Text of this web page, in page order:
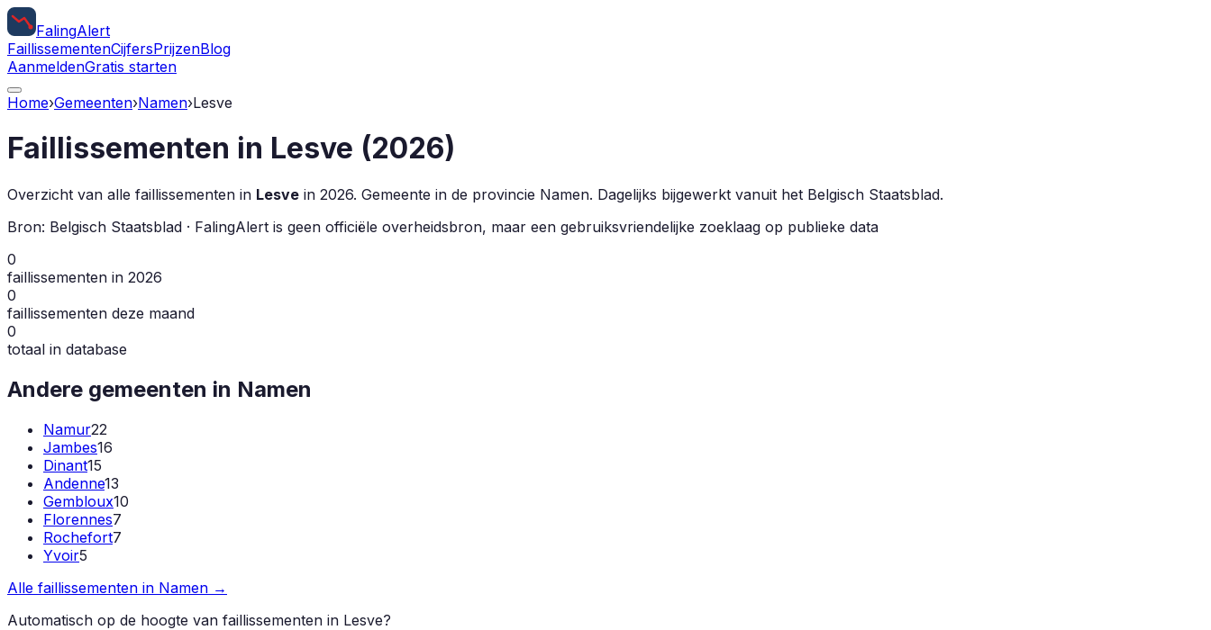
FalingAlert
FaillissementenCijfersPrijzenBlog
AanmeldenGratis starten
Home›Gemeenten›Namen›Lesve
Faillissementen in Lesve (2026)
Overzicht van alle faillissementen in Lesve in 2026. Gemeente in de provincie Namen. Dagelijks bijgewerkt vanuit het Belgisch Staatsblad.
Bron: Belgisch Staatsblad · FalingAlert is geen officiële overheidsbron, maar een gebruiksvriendelijke zoeklaag op publieke data
0
faillissementen in 2026
0
faillissementen deze maand
0
totaal in database
Andere gemeenten in Namen
Namur22
Jambes16
Dinant15
Andenne13
Gembloux10
Florennes7
Rochefort7
Yvoir5
Alle faillissementen in Namen →
Automatisch op de hoogte van faillissementen in Lesve?